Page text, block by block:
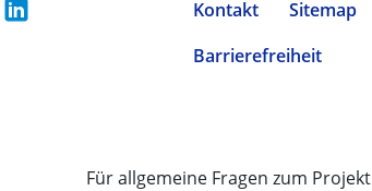
Kontakt Sitemap
Barrierefreiheit
Für allgemeine Fragen zum Projekt